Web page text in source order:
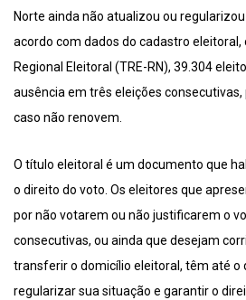
Norte ainda não atualizou ou
acordo com dados do cadastro eleitoral,
Regional Eleitoral (TRE-RN), 39.304
ausência em três eleições
caso não renovem.
O título eleitoral é um documento que
o direito do voto. Os eleitores que
por não votarem ou não justificarem o
consecutivas, ou ainda que desejam
transferir o domicílio eleitoral, têm até o
regularizar sua situação e garantir o